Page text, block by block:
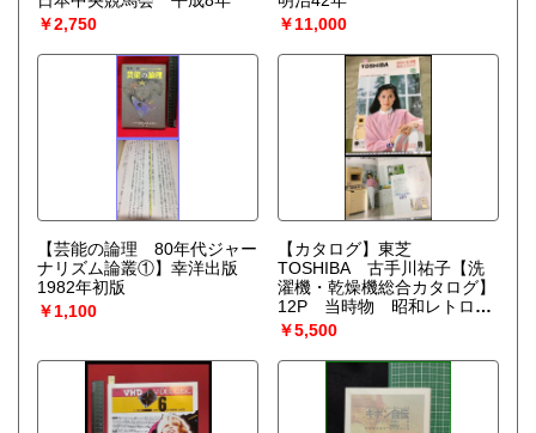
￥2,750
￥11,000
【芸能の論理 80年代ジャー
ナリズム論叢①】幸洋出版
1982年初版
￥1,100
【カタログ】東芝
TOSHIBA 古手川祐子【洗
濯機・乾燥機総合カタログ】
12P 当時物 昭和レトロ
S57年
￥5,500